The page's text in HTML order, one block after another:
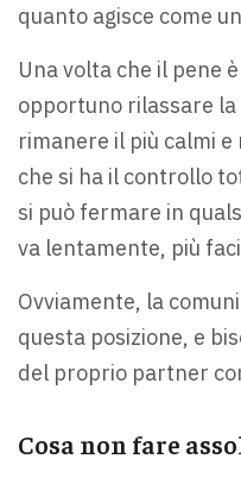
quanto agisce come
Una volta che il pene
opportuno rilassare la
rimanere il più calmi
che si ha il controllo
si può fermare in
va lentamente, più
Ovviamente, la
questa posizione, e
del proprio partner
Cosa non fare